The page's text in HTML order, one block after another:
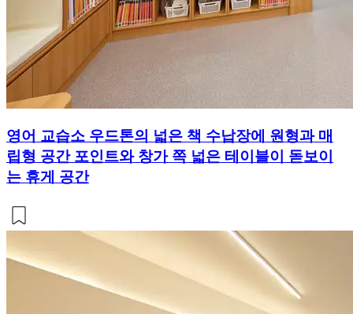
영어 교습소 우드톤의 넓은 책 수납장에 원형과 매
립형 공간 포인트와 창가 쪽 넓은 테이블이 돋보이
는 휴게 공간